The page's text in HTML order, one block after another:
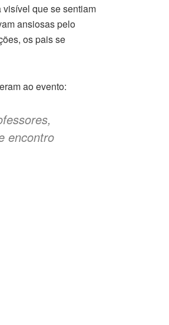
visível que se sentiam
ansiosas pelo
os pais se
ao evento:
encontro